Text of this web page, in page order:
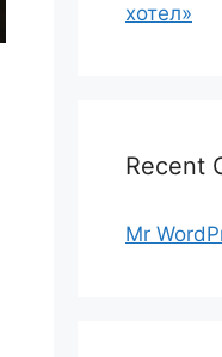
хотел»
Recent
Mr